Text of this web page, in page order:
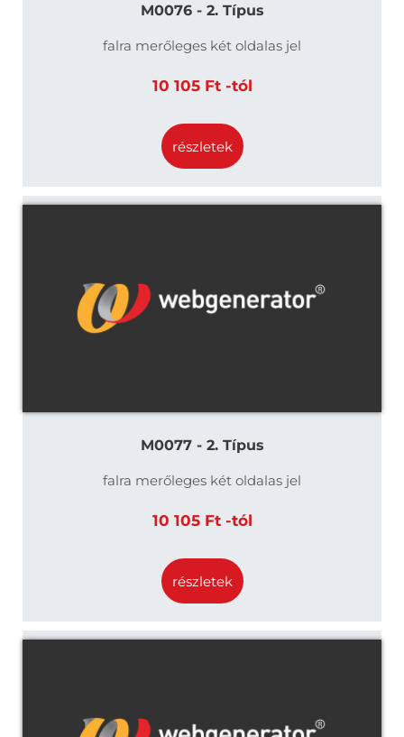
M0076 - 2. Típus
falra merőleges két oldalas jel
10 105 Ft -tól
részletek
M0077 - 2. Típus
falra merőleges két oldalas jel
10 105 Ft -tól
részletek